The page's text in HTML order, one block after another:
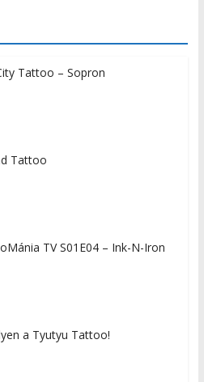
Tattoo – Sopron
Tattoo
TV S01E04 – Ink-N-Iron
a Tyutyu Tattoo!